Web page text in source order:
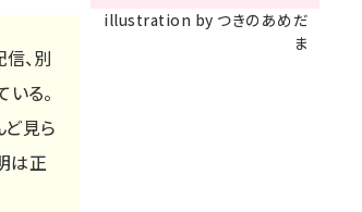
illustration by つきのあめだ
ま
、別
る。
見ら
は正